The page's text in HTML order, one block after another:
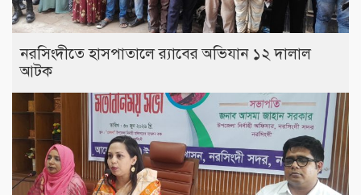
নরসিংদীতে হাসপাতালে র‍্যাবের অভিযান ১২ দালাল
আটক